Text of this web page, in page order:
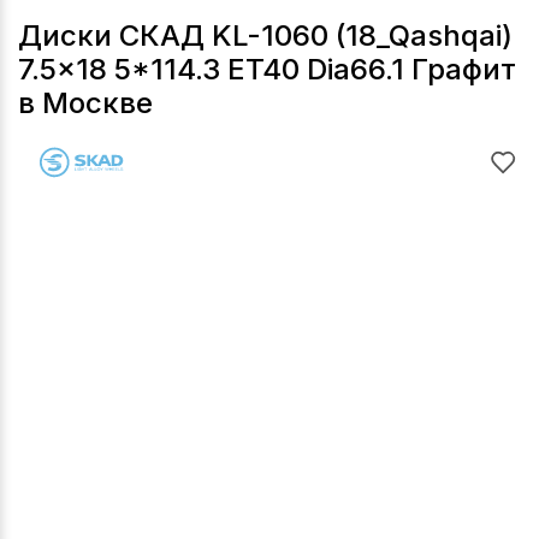
Диски СКАД KL-1060 (18_Qashqai)
7.5x18 5*114.3 ET40 Dia66.1 Графит
в Москве